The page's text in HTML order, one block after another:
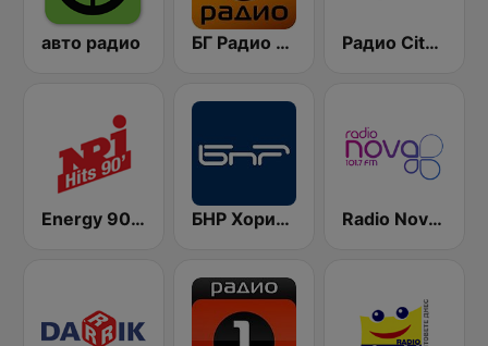
авто радио БГ Радио 91.9 ( BG Radio ) Радио City 99.7 FM
Energy 90's Only БНР Хоризонт (BNR Horizont) Radio Nova 101.7 FM